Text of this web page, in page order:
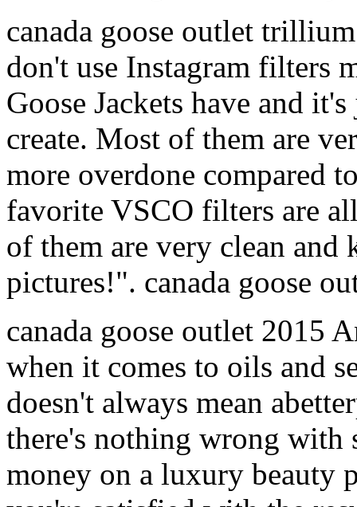
canada goose outlet
don't use Instagram filters
Goose Jackets have and
create. Most of them are
more overdone compared
favorite VSCO filters are
of them are very clean
pictures!". canada goose
canada goose outlet 2015
when it comes to oils and
doesn't always mean
there's nothing wrong with
money on a luxury beauty